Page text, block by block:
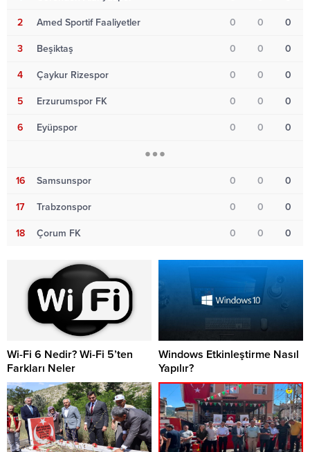
2 Amed Sportif Faaliyetler 0 0 0
3 Beşiktaş 0 0 0
4 Çaykur Rizespor 0 0 0
5 Erzurumspor FK 0 0 0
6 Eyüpspor 0 0 0
16 Samsunspor 0 0 0
17 Trabzonspor 0 0 0
18 Çorum FK 0 0 0
Wi-Fi 6 Nedir? Wi-Fi 5’ten
Farkları Neler
Windows Etkinleştirme Nasıl
Yapılır?